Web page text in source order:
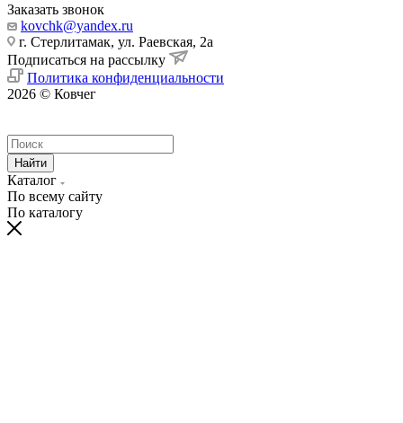
Заказать звонок
kovchk@yandex.ru
г. Стерлитамак, ул. Раевская, 2а
Подписаться на рассылку
Политика конфиденциальности
2026 © Ковчег
Найти
Каталог
По всему сайту
По каталогу